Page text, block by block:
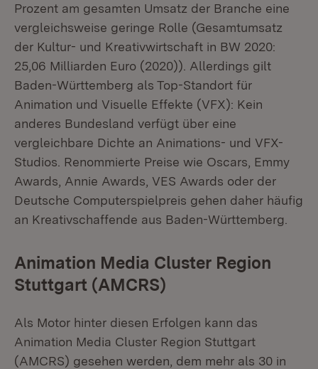
Prozent am gesamten Umsatz der Branche eine
vergleichsweise geringe Rolle (Gesamtumsatz
der Kultur- und Kreativwirtschaft in BW 2020:
25,06 Milliarden Euro (2020)). Allerdings gilt
Baden-Württemberg als Top-Standort für
Animation und Visuelle Effekte (VFX): Kein
anderes Bundesland verfügt über eine
vergleichbare Dichte an Animations- und VFX-
Studios. Renommierte Preise wie Oscars, Emmy
Awards, Annie Awards, VES Awards oder der
Deutsche Computerspielpreis gehen daher häufig
an Kreativschaffende aus Baden-Württemberg.
Animation Media Cluster Region
Stuttgart (AMCRS)
Als Motor hinter diesen Erfolgen kann das
Animation Media Cluster Region Stuttgart
(AMCRS) gesehen werden, dem mehr als 30 in